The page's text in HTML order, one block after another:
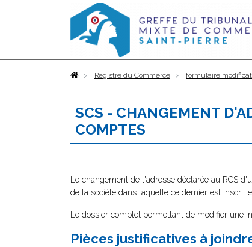
AccueilRegistre du Commerce formulaire
SCS - CHANGEMENT
COMPTES
Le changement de l'adresse déclarée au RCS
de la société dans laquelle ce dernier est inscrit
Le dossier complet permettant de modifier une
Pièces justificatives à